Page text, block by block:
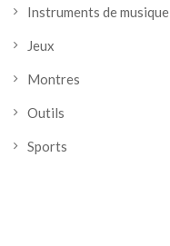
Instruments de musique
Jeux
Montres
Outils
Sports